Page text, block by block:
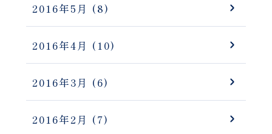
2016年5月 (8)
2016年4月 (10)
2016年3月 (6)
2016年2月 (7)